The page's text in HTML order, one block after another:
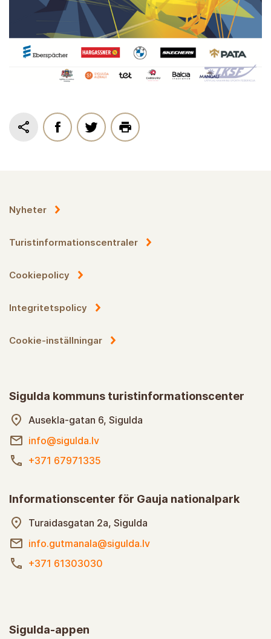
Nyheter
Turistinformationscentraler
Cookiepolicy
Integritetspolicy
Cookie-inställningar
Sigulda kommuns turistinformationscenter
Ausekla-gatan 6, Sigulda
info@sigulda.lv
+371 67971335
Informationscenter för Gauja nationalpark
Turaidasgatan 2a, Sigulda
info.gutmanala@sigulda.lv
+371 61303030
Sigulda-appen